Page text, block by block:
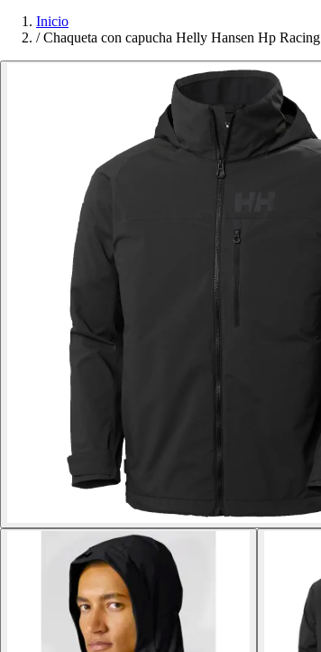
Inicio
/ Chaqueta con capucha Helly Hansen Hp Racing